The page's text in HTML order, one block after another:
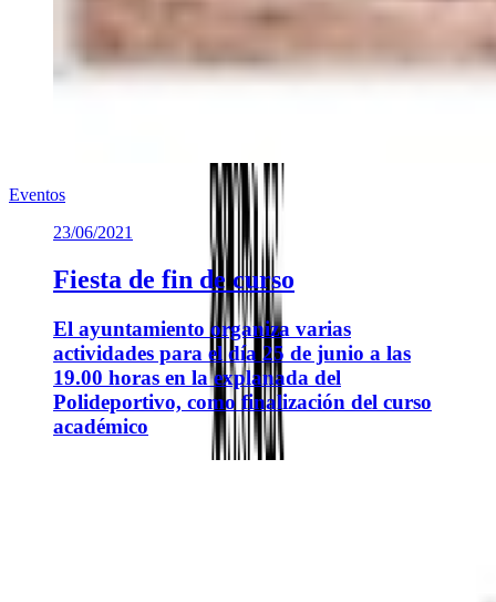
Eventos
23/06/2021
Fiesta de fin de curso
El ayuntamiento organiza varias
actividades para el día 25 de junio a las
19.00 horas en la explanada del
Polideportivo, como finalización del curso
académico